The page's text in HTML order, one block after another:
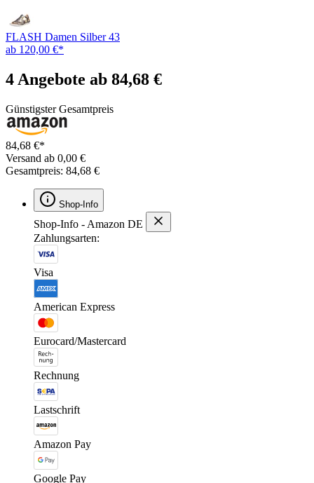
FLASH Damen Silber 43
ab 120,00 €*
4 Angebote ab 84,68 €
Günstigster Gesamtpreis
84,68 €*
Versand ab 0,00 €
Gesamtpreis: 84,68 €
Shop-Info
Shop-Info - Amazon DE
Zahlungsarten:
Visa
American Express
Eurocard/Mastercard
Rechnung
Lastschrift
Amazon Pay
Google Pay